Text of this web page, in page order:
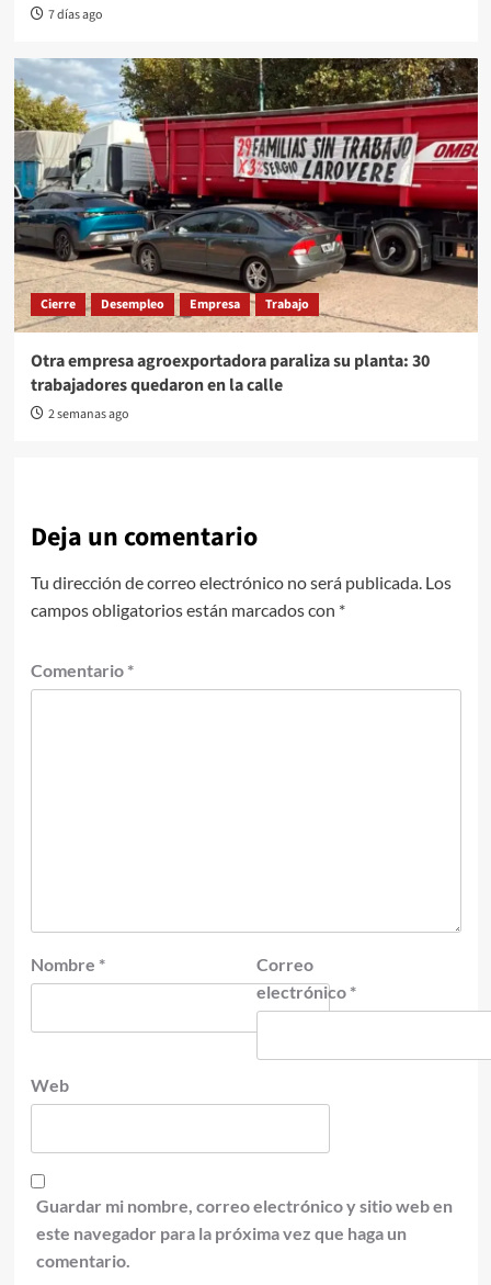
7 días ago
Cierre Desempleo Empresa Trabajo
Otra empresa agroexportadora paraliza su planta: 30
trabajadores quedaron en la calle
2 semanas ago
Deja un comentario
Tu dirección de correo electrónico no será publicada. Los
campos obligatorios están marcados con *
Comentario *
Nombre *
Correo
electrónico *
Web
Guardar mi nombre, correo electrónico y sitio web en
este navegador para la próxima vez que haga un
comentario.